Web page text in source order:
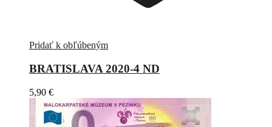
Pridať k obľúbeným
BRATISLAVA 2020-4 ND
5,90 €